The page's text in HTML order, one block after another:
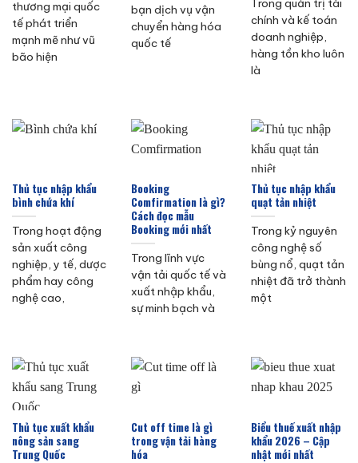
thương mại quốc
tế phát triển
mạnh mẽ như vũ
bão hiện
bạn dịch vụ vận
chuyển hàng hóa
quốc tế
Trong quản trị tài
chính và kế toán
doanh nghiệp,
hàng tồn kho luôn
là
Thủ tục nhập khẩu
bình chứa khí
Trong hoạt động
sản xuất công
nghiệp, y tế, dược
phẩm hay công
nghệ cao,
Booking
Comfirmation là gì?
Cách đọc mẫu
Booking mới nhất
Trong lĩnh vực
vận tải quốc tế và
xuất nhập khẩu,
sự minh bạch và
Thủ tục nhập khẩu
quạt tản nhiệt
Trong kỷ nguyên
công nghệ số
bùng nổ, quạt tản
nhiệt đã trở thành
một
Thủ tục xuất khẩu
nông sản sang
Trung Quốc
Cut off time là gì
trong vận tải hàng
hóa
Biểu thuế xuất nhập
khẩu 2026 – Cập
nhật mới nhất